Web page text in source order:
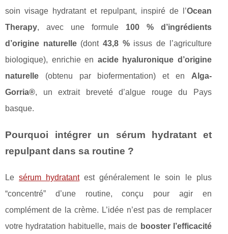
soin visage hydratant et repulpant, inspiré de l’Ocean
Therapy, avec une formule 100 % d’ingrédients
d’origine naturelle(dont 43,8 %issus de l’agriculture
biologique), enrichie en acide hyaluronique d’origine
naturelle (obtenu par biofermentation) et en Alga-
Gorria®, un extrait breveté d’algue rouge du Pays
basque.
Pourquoi intégrer un sérum hydratant et
repulpant dans sa routine ?
Lesérum hydratantest généralement le soin le plus
“concentré” d’une routine, conçu pour agir en
complément de la crème. L’idée n’est pas de remplacer
votre hydratation habituelle, mais de booster l’efficacité